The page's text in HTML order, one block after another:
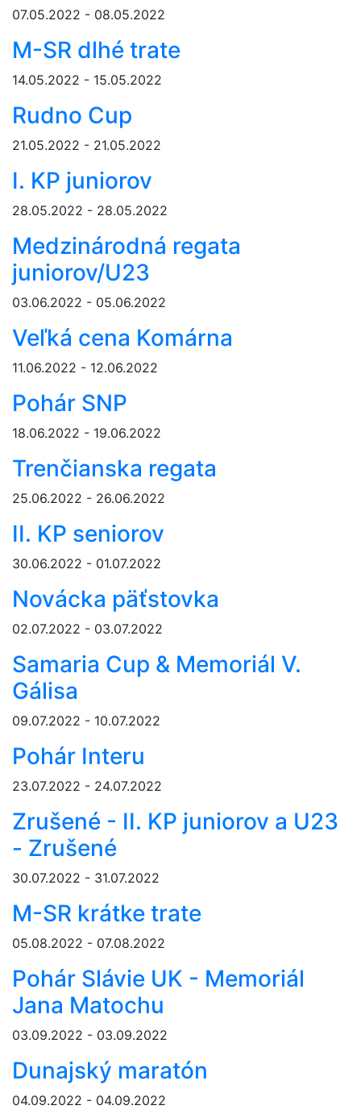
07.05.2022 - 08.05.2022
M-SR dlhé trate
14.05.2022 - 15.05.2022
Rudno Cup
21.05.2022 - 21.05.2022
I. KP juniorov
28.05.2022 - 28.05.2022
Medzinárodná regata
juniorov/U23
03.06.2022 - 05.06.2022
Veľká cena Komárna
11.06.2022 - 12.06.2022
Pohár SNP
18.06.2022 - 19.06.2022
Trenčianska regata
25.06.2022 - 26.06.2022
II. KP seniorov
30.06.2022 - 01.07.2022
Novácka päťstovka
02.07.2022 - 03.07.2022
Samaria Cup & Memoriál V.
Gálisa
09.07.2022 - 10.07.2022
Pohár Interu
23.07.2022 - 24.07.2022
Zrušené - II. KP juniorov a U23
- Zrušené
30.07.2022 - 31.07.2022
M-SR krátke trate
05.08.2022 - 07.08.2022
Pohár Slávie UK - Memoriál
Jana Matochu
03.09.2022 - 03.09.2022
Dunajský maratón
04.09.2022 - 04.09.2022